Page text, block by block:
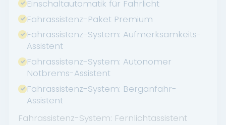
Einschaltautomatik für Fahrlicht
Fahrassistenz-Paket Premium
Fahrassistenz-System: Aufmerksamkeits-
Assistent
Fahrassistenz-System: Autonomer
Notbrems-Assistent
Fahrassistenz-System: Berganfahr-
Assistent
Fahrassistenz-System: Fernlichtassistent